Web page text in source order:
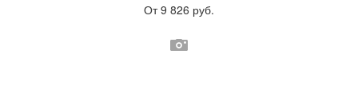
От 9 826 руб.